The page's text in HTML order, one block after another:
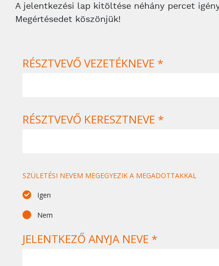
A jelentkezési lap kitöltése néhány percet
Megértésedet köszönjük!
RÉSZTVEVŐ VEZETÉKNEVE *
RÉSZTVEVŐ KERESZTNEVE *
SZÜLETÉSI NEVEM MEGEGYEZIK A MEGADOTTAKKAL
Igen
Nem
JELENTKEZŐ ANYJA NEVE *